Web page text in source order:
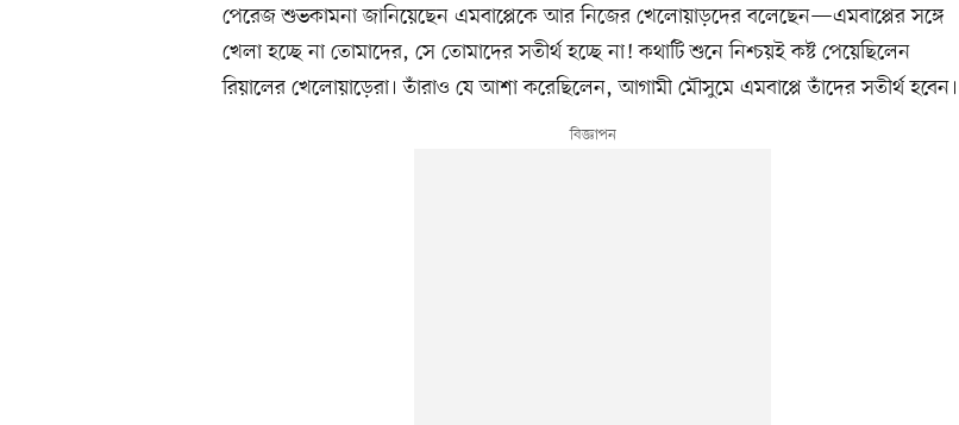
পেরেজ শুভকামনা জানিয়েছেন এমবাপ্পেকে আর নিজের খেলোয়াড়দের বলেছেন—এমবাপ্পের সঙ্গে
খেলা হচ্ছে না তোমাদের, সে তোমাদের সতীর্থ হচ্ছে না! কথাটি শুনে নিশ্চয়ই কষ্ট পেয়েছিলেন
রিয়ালের খেলোয়াড়েরা। তাঁরাও যে আশা করেছিলেন, আগামী মৌসুমে এমবাপ্পে তাঁদের সতীর্থ হবেন।